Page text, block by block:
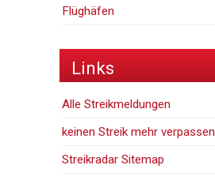
Flüghäfen
Links
Alle Streikmeldungen
keinen Streik mehr verpassen
Streikradar Sitemap